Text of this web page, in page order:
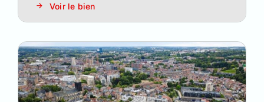
Voir le bien